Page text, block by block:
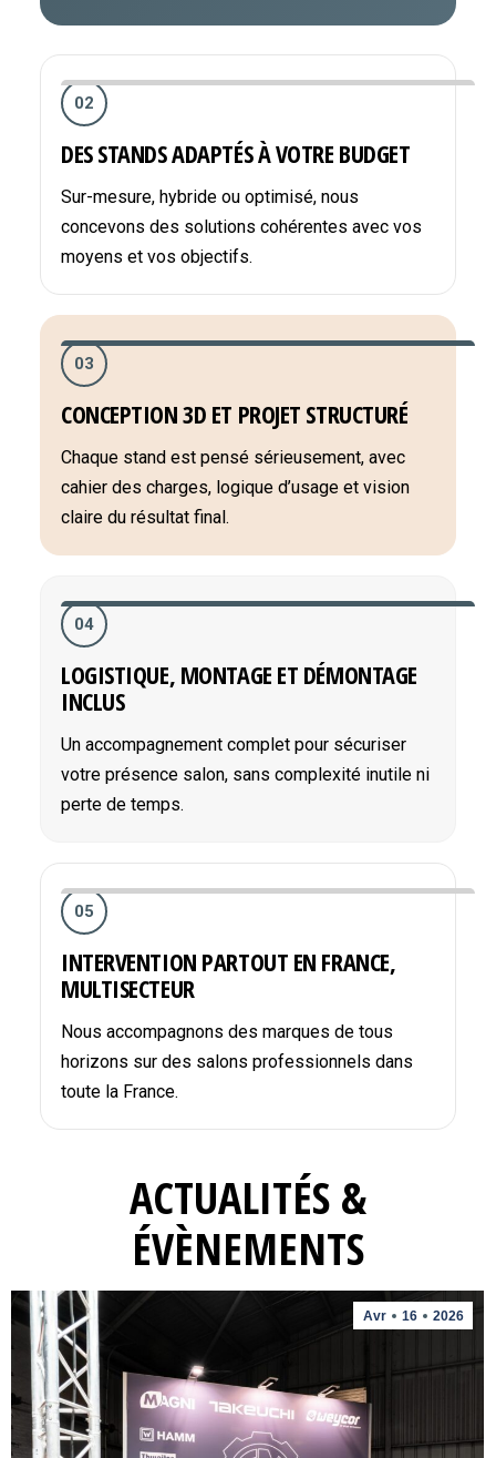
02
DES STANDS ADAPTÉS À VOTRE BUDGET
Sur-mesure, hybride ou optimisé, nous
concevons des solutions cohérentes avec vos
moyens et vos objectifs.
03
CONCEPTION 3D ET PROJET STRUCTURÉ
Chaque stand est pensé sérieusement, avec
cahier des charges, logique d’usage et vision
claire du résultat final.
04
LOGISTIQUE, MONTAGE ET DÉMONTAGE
INCLUS
Un accompagnement complet pour sécuriser
votre présence salon, sans complexité inutile ni
perte de temps.
05
INTERVENTION PARTOUT EN FRANCE,
MULTISECTEUR
Nous accompagnons des marques de tous
horizons sur des salons professionnels dans
toute la France.
ACTUALITÉS &
ÉVÈNEMENTS
Avr 16 2026